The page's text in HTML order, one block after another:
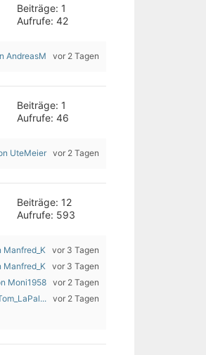
Beiträge: 1
Aufrufe: 42
AndreasM vor 2 Tagen
Beiträge: 1
Aufrufe: 46
UteMeier vor 2 Tagen
Beiträge: 12
Aufrufe: 593
Manfred_K vor 3 Tagen
Manfred_K vor 3 Tagen
Moni1958 vor 2 Tagen
vor 2 Tagen